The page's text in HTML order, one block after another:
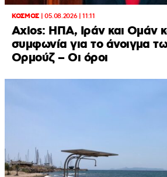
ΚΟΣΜΟΣ| 05.08.2026 | 11:11
Axios: ΗΠΑ, Ιράν και Ομάν
συμφωνία για το άνοιγμα
Ορμούζ – Οι όροι